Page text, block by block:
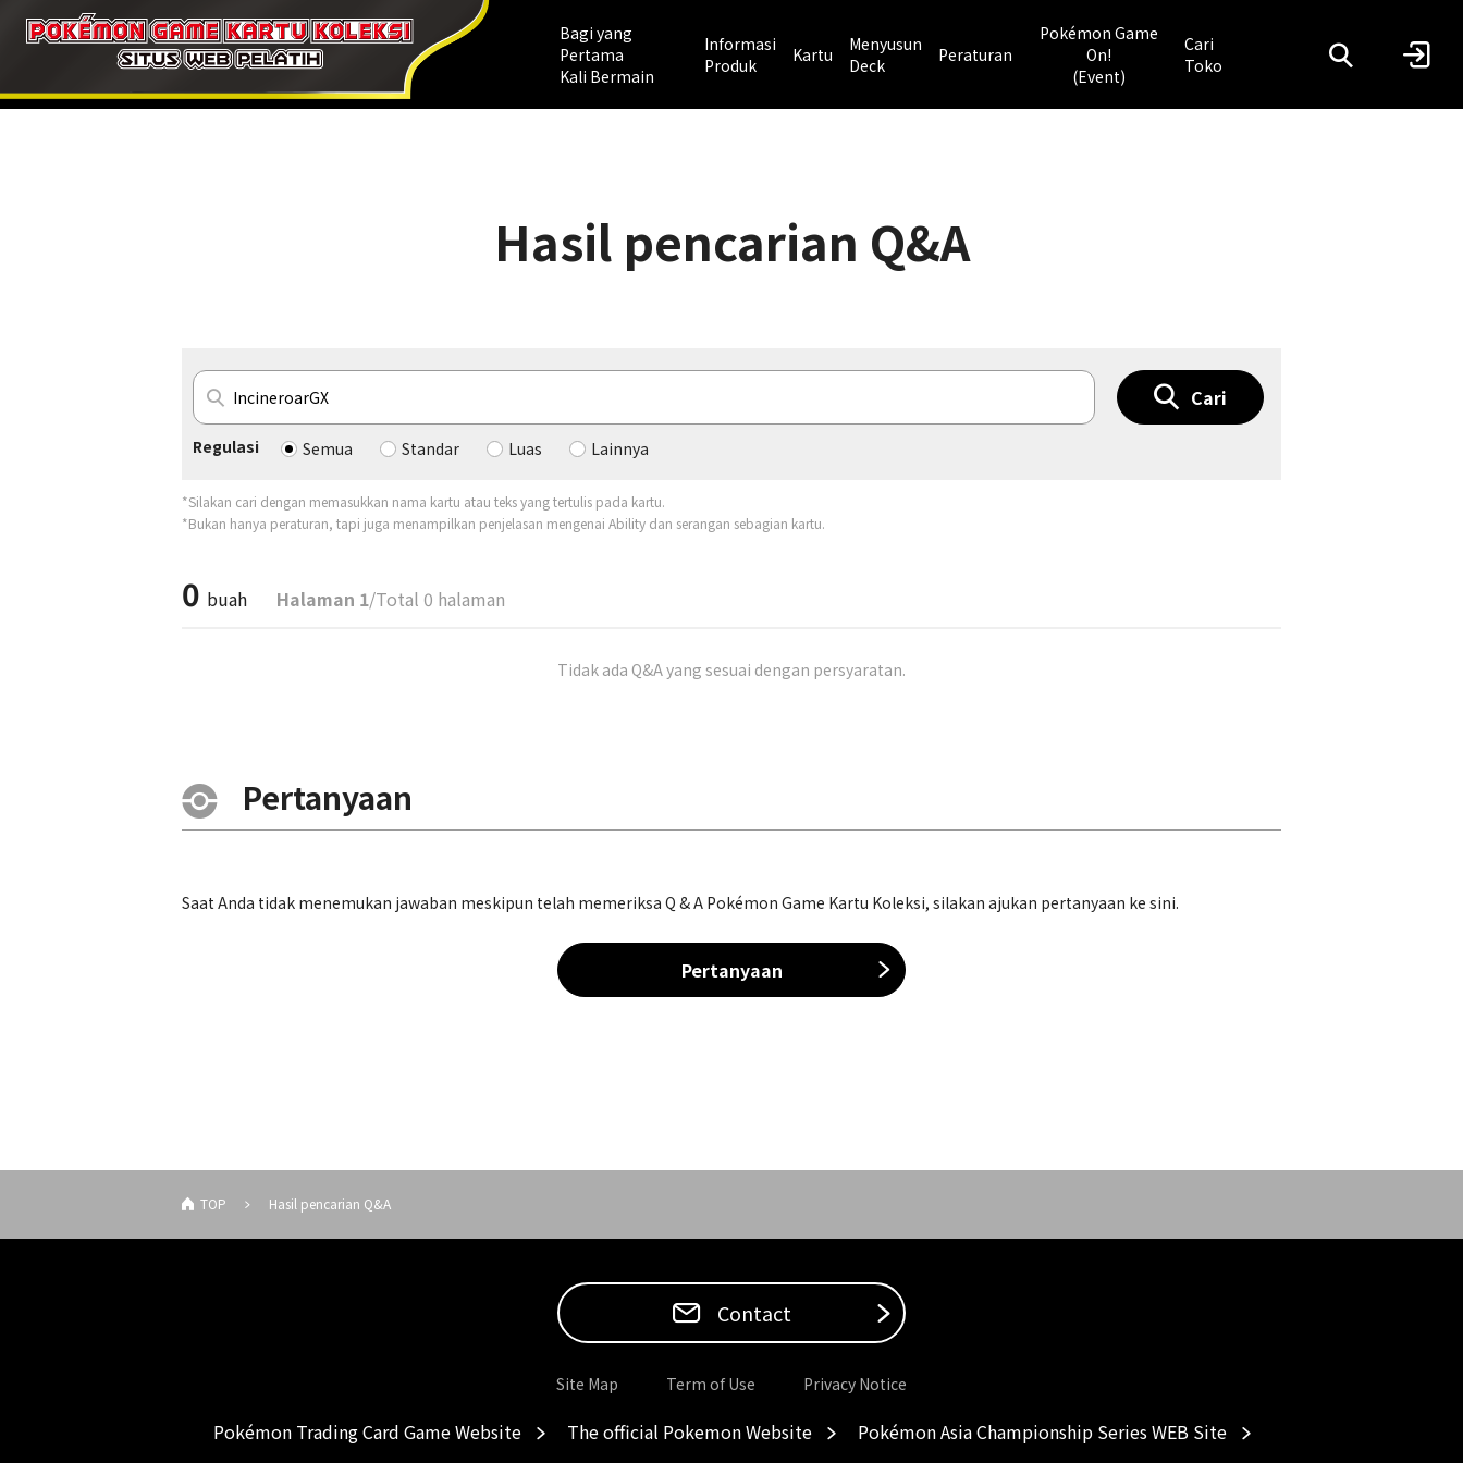
Bagi yang
Pertama
Kali Bermain
Informasi
Produk
Kartu
Menyusun
Deck
Peraturan
Pokémon Game
On!
(Event)
Cari
Toko
Hasil pencarian Q&A
Cari
Regulasi Semua Standar Luas Lainnya
*Silakan cari dengan memasukkan nama kartu atau teks yang tertulis pada kartu.
*Bukan hanya peraturan, tapi juga menampilkan penjelasan mengenai Ability dan serangan sebagian kartu.
0 buah Halaman 1/Total 0 halaman
Tidak ada Q&A yang sesuai dengan persyaratan.
Pertanyaan
Saat Anda tidak menemukan jawaban meskipun telah memeriksa Q & A Pokémon Game Kartu Koleksi, silakan ajukan pertanyaan ke sini.
Pertanyaan
TOP Hasil pencarian Q&A
Contact
Site Map Term of Use Privacy Notice
Pokémon Trading Card Game Website The official Pokemon Website Pokémon Asia Championship Series WEB Site